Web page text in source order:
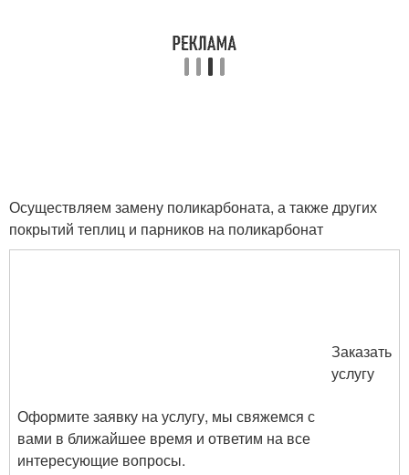
Осуществляем замену поликарбоната, а также других
покрытий теплиц и парников на поликарбонат
Оформите заявку на услугу, мы свяжемся с
вами в ближайшее время и ответим на все
интересующие вопросы.
Заказать
услугу